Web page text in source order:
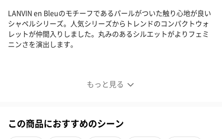
もっと見る
LANVIN en Bleuのモチーフであるパールがついた触り心地が良い
シャペルシリーズ。人気シリーズからトレンドのコンパクトウォ
レットが仲間入りしました。丸みのあるシルエットがよりフェミ
ニンさを演出します。
この商品におすすめのシーン